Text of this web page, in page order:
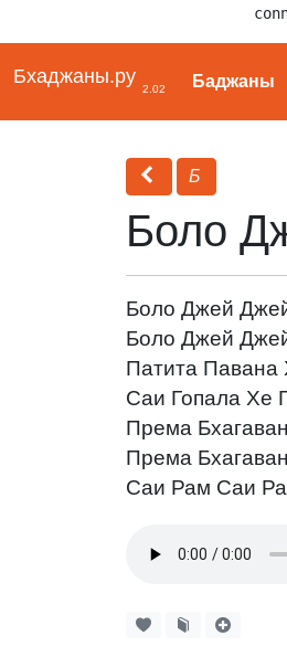
Бхаджаны.ру
2.02 Баджаны
Б
Боло
Боло Джей
Боло Джей
Патита Павана
Саи Гопала Хе
Према
Према
Саи Рам Саи